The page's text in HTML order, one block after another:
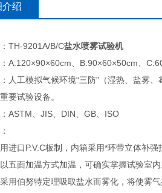
介绍
TH-9201A/B/C盐水喷雾试验机
A:120×90×60cm、B:90×60×50cm、
人工模拟气候环境“三防"（湿热、盐雾
要试验设备。
ASTM、JIS、DIN、GB、ISO
进口P.V.C板制，内箱采用*环带立体补强
五面加温方式加温，可确实掌握试验室内
用伯努特定理吸取盐水而雾化，将使雾